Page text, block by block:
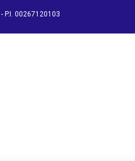
- P.I. 00267120103